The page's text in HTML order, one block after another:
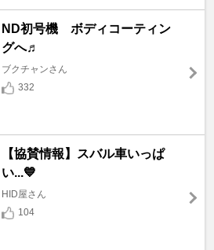
ND初号機 ボディコーティン
グへ♬
ブクチャンさん
332
【協賛情報】スバル車いっぱ
い...💙
HID屋さん
104